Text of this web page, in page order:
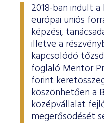
2018-ban indult
európai uniós
képzési,
illetve a
kapcsolódó
foglaló Mentor
forint
köszönhetően a
középvállalat
megerősödését